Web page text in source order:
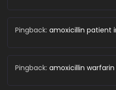
Pingback: amoxicillin patient
Pingback: amoxicillin